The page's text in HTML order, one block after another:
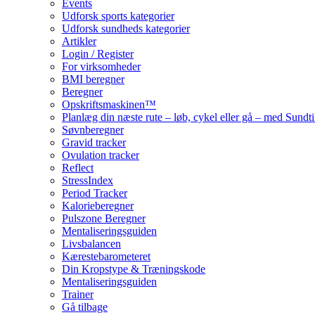
Events
Udforsk sports kategorier
Udforsk sundheds kategorier
Artikler
Login / Register
For virksomheder
BMI beregner
Beregner
Opskriftsmaskinen™
Planlæg din næste rute – løb, cykel eller gå – med
Søvnberegner
Gravid tracker
Ovulation tracker
Reflect
StressIndex
Period Tracker
Kalorieberegner
Pulszone Beregner
Mentaliseringsguiden
Livsbalancen
Kærestebarometeret
Din Kropstype & Træningskode
Mentaliseringsguiden
Trainer
Gå tilbage